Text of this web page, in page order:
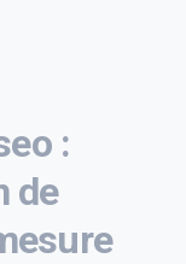
:
de